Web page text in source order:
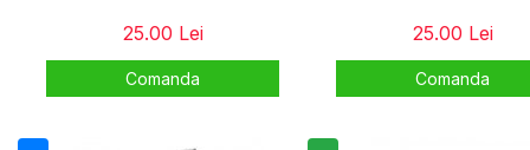
25.00 Lei
Comanda
25.00 Lei
Comanda